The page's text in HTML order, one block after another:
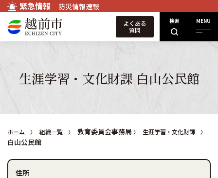
緊急情報 防災情報速報
検索 MENU
よくある
質問
生涯学習・文化財課 白山公民館
ホーム 組織一覧 教育委員会事務局 生涯学習・文化財課
白山公民館
住所